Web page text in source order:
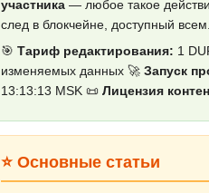
участника — любое такое
след в блокчейне, доступный
🎯 Тариф редактирования: 1
изменяемых данных 🚀 Запуск
13:13:13 MSK 📜 Лицензия
⭐ Основные статьи